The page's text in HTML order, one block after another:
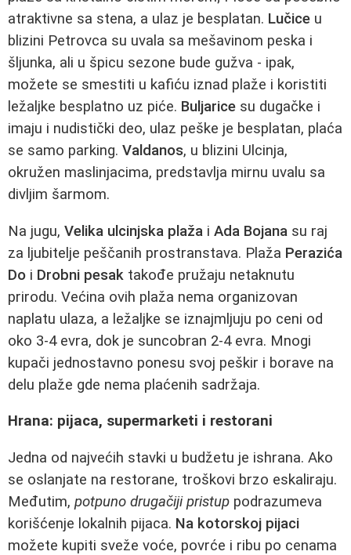
atraktivne sa stena, a ulaz je besplatan. Lučice u
blizini Petrovca su uvala sa mešavinom peska i
šljunka, ali u špicu sezone bude gužva - ipak,
možete se smestiti u kafiću iznad plaže i koristiti
ležaljke besplatno uz piće. Buljarice su dugačke i
imaju i nudistički deo, ulaz peške je besplatan, plaća
se samo parking. Valdanos, u blizini Ulcinja,
okružen maslinjacima, predstavlja mirnu uvalu sa
divljim šarmom.
Na jugu, Velika ulcinjska plaža i Ada Bojana su raj
za ljubitelje peščanih prostranstava. Plaža Perazića
Do i Drobni pesak takođe pružaju netaknutu
prirodu. Većina ovih plaža nema organizovan
naplatu ulaza, a ležaljke se iznajmljuju po ceni od
oko 3-4 evra, dok je suncobran 2-4 evra. Mnogi
kupači jednostavno ponesu svoj peškir i borave na
delu plaže gde nema plaćenih sadržaja.
Hrana: pijaca, supermarketi i restorani
Jedna od najvećih stavki u budžetu je ishrana. Ako
se oslanjate na restorane, troškovi brzo eskaliraju.
Međutim, potpuno drugačiji pristup podrazumeva
korišćenje lokalnih pijaca. Na kotorskoj pijaci
možete kupiti sveže voće, povrće i ribu po cenama